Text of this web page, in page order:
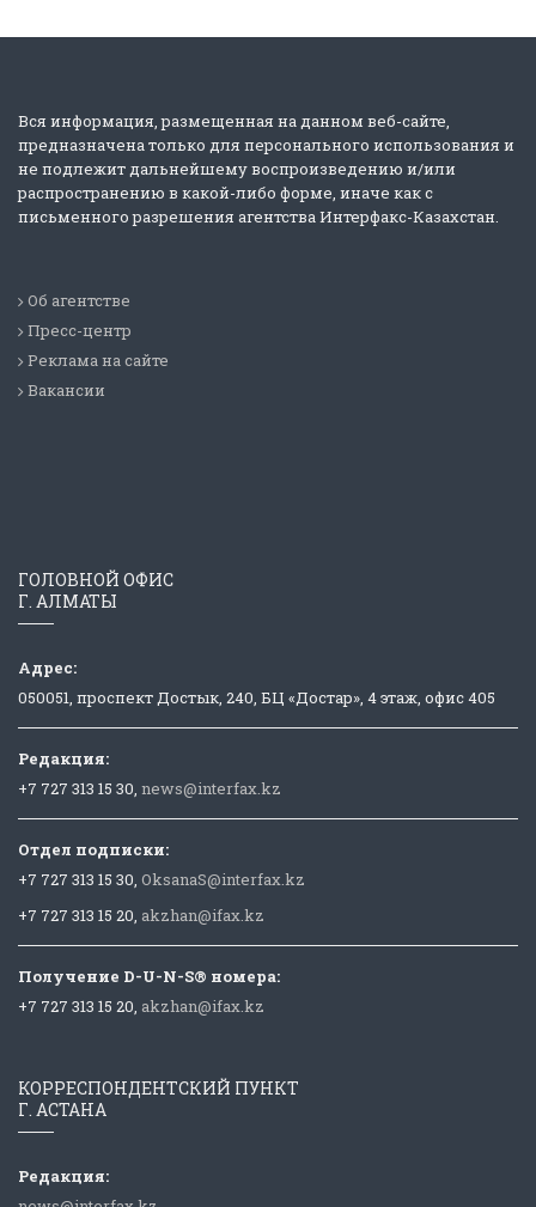
Вся информация, размещенная на данном веб-сайте,
предназначена только для персонального использования и
не подлежит дальнейшему воспроизведению и/или
распространению в какой-либо форме, иначе как с
письменного разрешения агентства Интерфакс-Казахстан.
Об агентстве
Пресс-центр
Реклама на сайте
Вакансии
ГОЛОВНОЙ ОФИС
Г. АЛМАТЫ
Адрес:
050051, проспект Достык, 240, БЦ «Достар», 4 этаж, офис 405
Редакция:
+7 727 313 15 30, news@interfax.kz
Отдел подписки:
+7 727 313 15 30, OksanaS@interfax.kz
+7 727 313 15 20, akzhan@ifax.kz
Получение D-U-N-S® номера:
+7 727 313 15 20, akzhan@ifax.kz
КОРРЕСПОНДЕНТСКИЙ ПУНКТ
Г. АСТАНА
Редакция: